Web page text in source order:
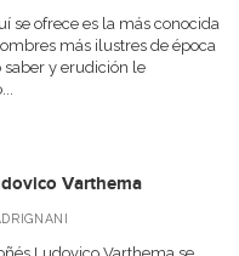
se ofrece es la más conocida
más ilustres de época
y erudición le
Varthema